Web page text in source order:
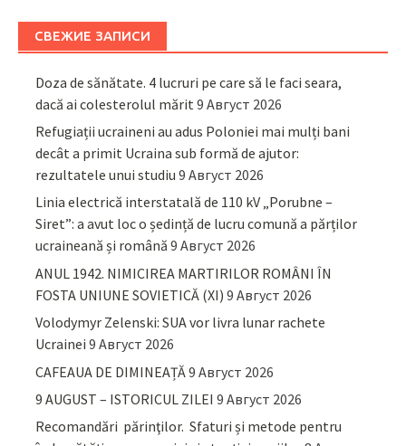
СВЕЖИЕ ЗАПИСИ
Doza de sănătate. 4 lucruri pe care să le faci seara,
dacă ai colesterolul mărit 9 Август 2026
Refugiații ucraineni au adus Poloniei mai mulți bani
decât a primit Ucraina sub formă de ajutor:
rezultatele unui studiu 9 Август 2026
Linia electrică interstatală de 110 kV „Porubne –
Siret”: a avut loc o ședință de lucru comună a părților
ucraineană și română 9 Август 2026
ANUL 1942. NIMICIREA MARTIRILOR ROMÂNI ÎN
FOSTA UNIUNE SOVIETICĂ (XI) 9 Август 2026
Volodymyr Zelenski: SUA vor livra lunar rachete
Ucrainei 9 Август 2026
CAFEAUA DE DIMINEAȚĂ9 Август 2026
9 AUGUST – ISTORICUL ZILEI 9 Август 2026
Recomandări părinţilor. Sfaturi și metode pentru